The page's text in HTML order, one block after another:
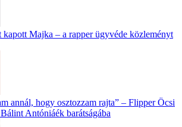
kapott Majka – a rapper ügyvéde közleményt
annál, hogy osztozzam rajta” – Flipper Öcsi
Antóniáék barátságába